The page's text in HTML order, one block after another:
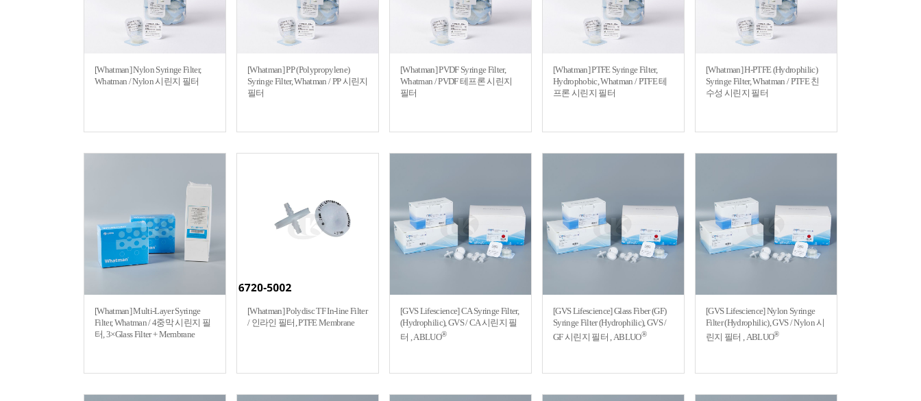
[Whatman] Nylon Syringe Filter,
Whatman / Nylon 시린지 필터
[Whatman] PP (Polypropylene)
Syringe Filter, Whatman / PP 시린지
필터
[Whatman] PVDF Syringe Filter,
Whatman / PVDF 테프론 시린지
필터
[Whatman] PTFE Syringe Filter,
Hydrophobic, Whatman / PTFE 테
프론 시린지 필터
[Whatman] H-PTFE (Hydrophilic)
Syringe Filter, Whatman / PTFE 친
수성 시린지 필터
[Whatman] Multi-Layer Syringe
Filter, Whatman / 4중막 시린지 필
터, 3×Glass Filter + Membrane
[Whatman] Polydisc TF In-line Filter
/ 인라인 필터, PTFE Membrane
[GVS Lifescience] CA Syringe Filter,
(Hydrophilic), GVS / CA 시린지 필
터 , ABLUO®
[GVS Lifescience] Glass Fiber (GF)
Syringe Filter (Hydrophilic), GVS /
GF 시린지 필터 , ABLUO®
[GVS Lifescience] Nylon Syringe
Filter (Hydrophilic), GVS / Nylon 시
린지 필터 , ABLUO®